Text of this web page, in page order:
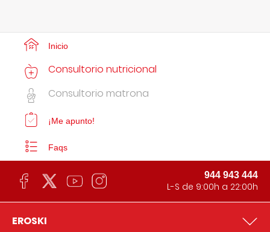
Inicio
Consultorio nutricional
Consultorio matrona
¡Me apunto!
Faqs
944 943 444
L-S de 9:00h a 22:00h
EROSKI